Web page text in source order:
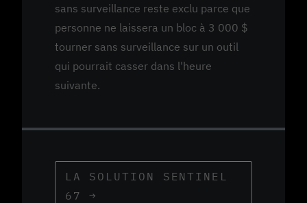
sans surveillance reste exclu parce que
personne ne laissera un bloc à 3 000 $
tourner sans surveillance sur un outil
qui pourrait casser dans l'heure
suivante.
LA SOLUTION SENTINEL
67 →